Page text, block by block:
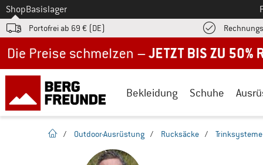
Zum
ShopBasislager
Portofrei ab 69 € (DE)
Bekleidung Schuhe
Startseite
/ Outdoor-Ausrüstung / Rucksäcke / Trinksysteme